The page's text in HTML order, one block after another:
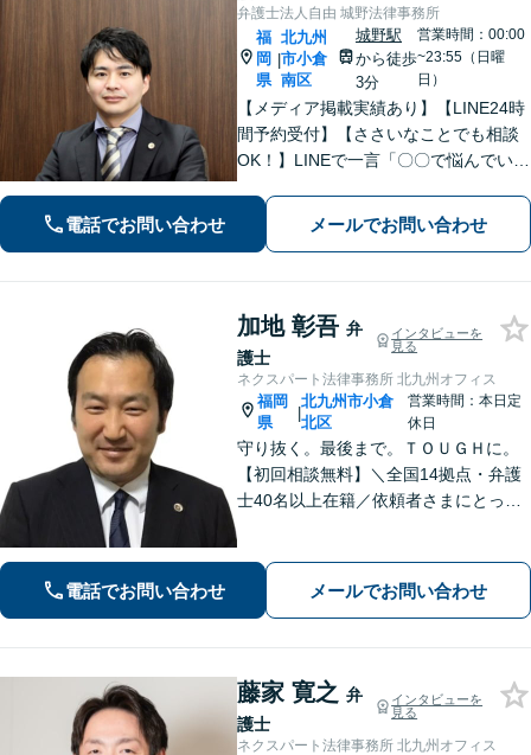
弁護士法人自由 城野法律事務所
福
岡
県
|
北九州
市小倉
南区
城野駅
から徒歩
3分
営業時間：00:00
~23:55（日曜
日）
【メディア掲載実績あり】【LINE24時
間予約受付】【ささいなことでも相談
OK！】LINEで一言「〇〇で悩んでいま
って対応します。借金、離婚、相続、
企業法務など、お困りの際はすぐにご
電話でお問い合わせ メールでお問い合わせ
加地 彰吾 弁
護士
インタビューを
見る
ネクスパート法律事務所 北九州オフィス
福岡
県
|
北九州市小倉
北区
営業時間：本日定
休日
守り抜く。最後まで。ＴＯＵＧＨに。
【初回相談無料】＼全国14拠点・弁護
士40名以上在籍／依頼者さまにとって
題/相続/交通事故/刑事事件など、ご相
談ください【夜間・休日対応】
電話でお問い合わせ メールでお問い合わせ
藤家 寛之 弁
護士
インタビューを
見る
ネクスパート法律事務所 北九州オフィス